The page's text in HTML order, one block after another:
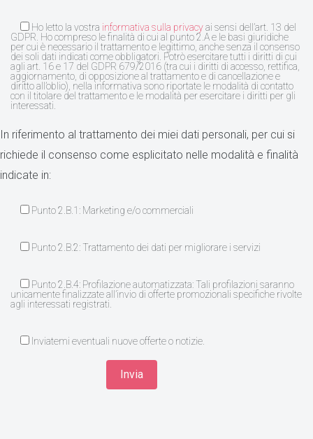
Ho letto la vostra informativa sulla privacyai sensi dell’art. 13 del
GDPR. Ho compreso le finalità di cui al punto 2.A e le basi giuridiche
per cui è necessario il trattamento e legittimo, anche senza il consenso
dei soli dati indicati come obbligatori. Potrò esercitare tutti i diritti di cui
agli art. 16 e 17 del GDPR 679/2016 (tra cui i diritti di accesso, rettifica,
aggiornamento, di opposizione al trattamento e di cancellazione e
diritto all’oblio), nella informativa sono riportate le modalità di contatto
con il titolare del trattamento e le modalità per esercitare i diritti per gli
interessati.
In riferimento al trattamento dei miei dati personali, per cui si
richiede il consenso come esplicitato nelle modalità e finalità
indicate in:
Punto 2.B.1: Marketing e/o commerciali
Punto 2.B.2: Trattamento dei dati per migliorare i servizi
Punto 2.B.4: Profilazione automatizzata: Tali profilazioni saranno
unicamente finalizzate all’invio di offerte promozionali specifiche rivolte
agli interessati registrati.
Inviatemi eventuali nuove offerte o notizie.